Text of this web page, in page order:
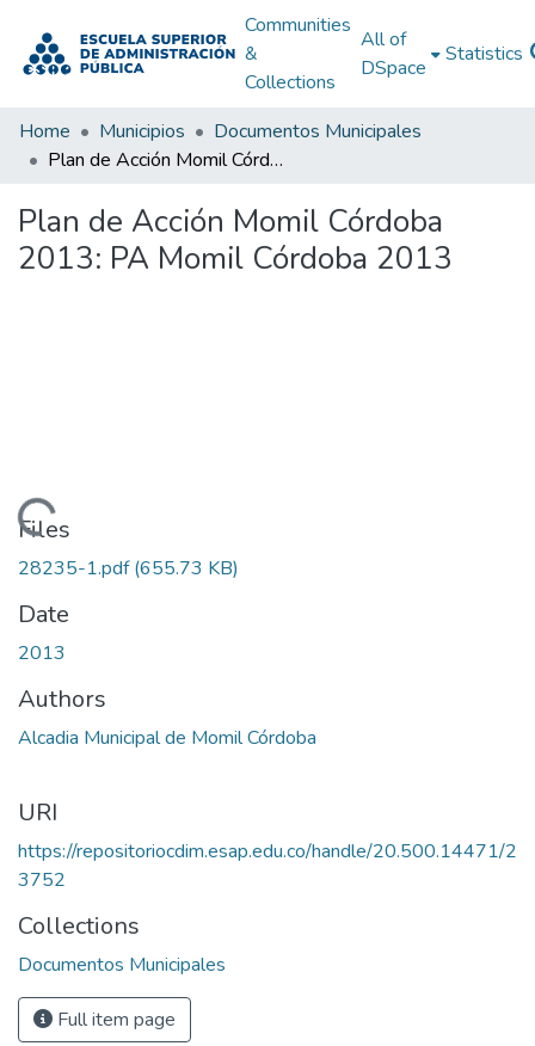
Communities
&
Collections
All of
DSpace
Statistics
Home Municipios
Documentos Municipales
Plan de Acción Momil Córdoba 2013: PA Momil Córdoba 2013
Plan de Acción Momil Córdoba
2013: PA Momil Córdoba 2013
Loading...
Files
28235-1.pdf(655.73 KB)
Date
2013
Authors
Alcadia Municipal de Momil Córdoba
URI
https://repositoriocdim.esap.edu.co/handle/20.500.14471/2
3752
Collections
Documentos Municipales
Full item page